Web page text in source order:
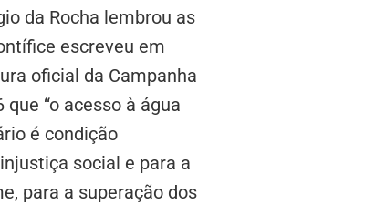
da Rocha lembrou as
escreveu em
oficial da Campanha
“o acesso à água
é condição
social e para a
para a superação dos